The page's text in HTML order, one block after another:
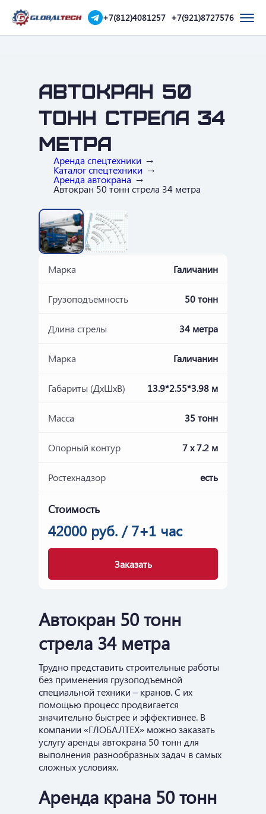
+7(812)4081257 +7(921)8727576
Автокран 50
тонн стрела 34
метра
Аренда спецтехники
Каталог спецтехники
Аренда автокрана
Автокран 50 тонн стрела 34 метра
‹
Марка Галичанин
Грузоподъемность 50 тонн
Длина стрелы 34 метра
Марка Галичанин
Габариты (ДхШхВ) 13.9*2.55*3.98 м
Масса 35 тонн
Опорный контур 7 х 7.2 м
Ростехнадзор есть
Стоимость
42000 руб. / 7+1 час
Заказать
Автокран 50 тонн
стрела 34 метра
Трудно представить строительные работы
без применения грузоподъемной
специальной техники – кранов. С их
помощью процесс продвигается
значительно быстрее и эффективнее. В
компании «ГЛОБАЛТЕХ» можно заказать
услугу аренды автокрана 50 тонн для
выполнения разнообразных задач в самых
сложных условиях.
Аренда крана 50 тонн